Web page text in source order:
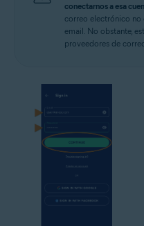
conectarnos a esa
correo electrónico no
email. No obstante,
proveedores de